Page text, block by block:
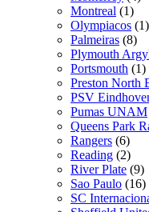
Montreal (1)
Olympiacos (1)
Palmeiras (8)
Plymouth
Portsmouth (1)
Preston North
PSV
Pumas UNAM
Queens Park
Rangers (6)
Reading (2)
River Plate (9)
Sao Paulo (16)
SC